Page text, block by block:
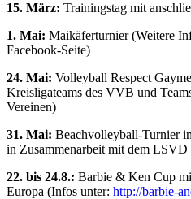
15. März: Trainingstag mit
1. Mai: Maikäferturnier (Weitere
Facebook-Seite)
24. Mai: Volleyball Respect
Kreisligateams des VVB und
Vereinen)
31. Mai: Beachvolleyball-Turnier
in Zusammenarbeit mit dem LSVD
22. bis 24.8.: Barbie & Ken Cup
Europa (Infos unter: http://barbie-